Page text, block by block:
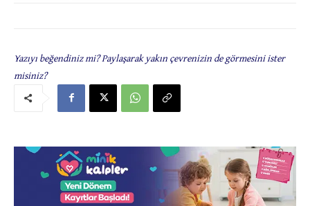
Yazıyı beğendiniz mi? Paylaşarak yakın çevrenizin de görmesini ister
misiniz?